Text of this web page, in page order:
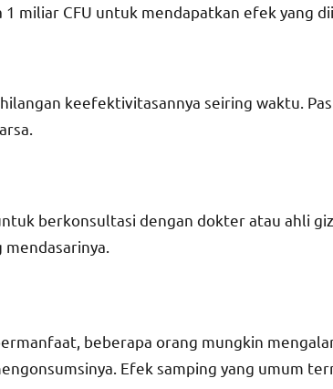
miliar CFU untuk mendapatkan efek yang
keefektivitasannya seiring waktu.
berkonsultasi dengan dokter atau ahli
beberapa orang mungkin
Efek samping yang umum